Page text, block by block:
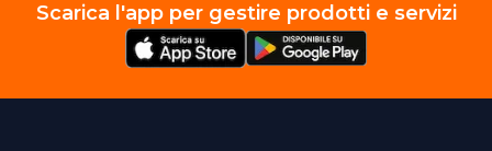
Scarica l'app per gestire prodotti e servizi